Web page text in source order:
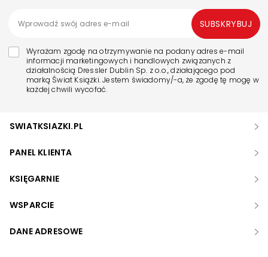
Wyrażam zgodę na otrzymywanie na podany adres e-mail
informacji marketingowych i handlowych związanych z
działalnością Dressler Dublin Sp. z o.o., działającego pod
marką Świat Książki. Jestem świadomy/-a, że zgodę tę mogę w
każdej chwili wycofać.
SUBSKRYBUJ
SWIATKSIAZKI.PL
PANEL KLIENTA
KSIĘGARNIE
WSPARCIE
DANE ADRESOWE